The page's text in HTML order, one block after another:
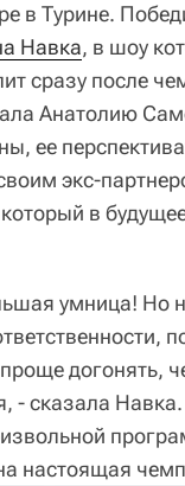
в Турине.
Навка, в шоу
сразу после
Анатолию
ее
экс-
в
умница! Но
догонять,
- сказала
настоящая